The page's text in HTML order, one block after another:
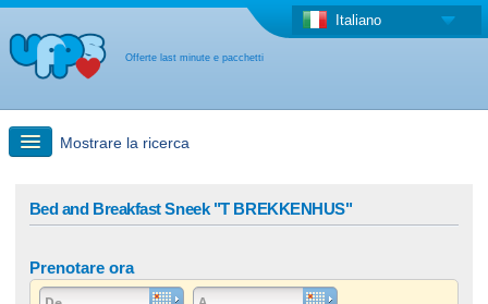
Offerte last minute e pacchetti
Italiano
Mostrare la ricerca
Bed and Breakfast Sneek "T BREKKENHUS"
Prenotare ora